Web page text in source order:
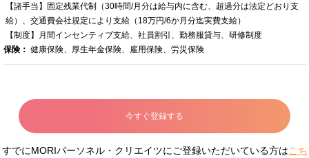
【諸手当】固定残業代制（30時間/月分は給与内に含む、超過分は法定どおり支
給）、交通費会社規定により支給（18万円/6か月分迄実費支給）
【制度】月間インセンティブ支給、社員割引、勤務服貸与、研修制度
保険： 健康保険、厚生年金保険、雇用保険、労災保険
今すぐ登録する
すでにMORIパーソネル・クリエイツにご登録いただいている方はこち